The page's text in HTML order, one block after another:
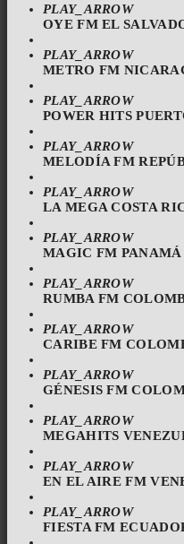
PLAY_ARROW
OYE FM EL
PLAY_ARROW
METRO FM
PLAY_ARROW
POWER HITS
PLAY_ARROW
MELODÍA FM
PLAY_ARROW
LA MEGA COSTA
PLAY_ARROW
MAGIC FM PANAMÁ
PLAY_ARROW
RUMBA FM
PLAY_ARROW
CARIBE FM
PLAY_ARROW
GÉNESIS FM
PLAY_ARROW
MEGAHITS
PLAY_ARROW
EN EL AIRE FM
PLAY_ARROW
FIESTA FM